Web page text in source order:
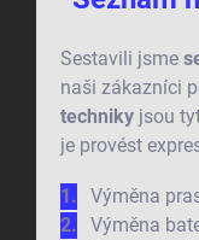
Sestavili jsme
naši zákazníci
techniky jsou
je provést
Výměna
Výměna